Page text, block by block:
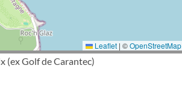
Leaflet | ©OpenStreetMap
(ex Golf de Carantec)